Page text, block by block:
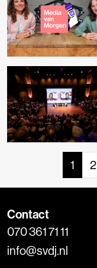
1 2
Contact
070 361 71 11
info@svdj.nl